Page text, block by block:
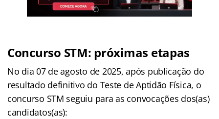
Concurso STM: próximas etapas
No dia 07 de agosto de 2025, após publicação do
resultado definitivo do Teste de Aptidão Física, o
concurso STM seguiu para as convocações dos(as)
candidatos(as):